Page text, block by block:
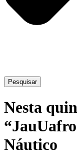
Pesquisar
Nesta
Náutico